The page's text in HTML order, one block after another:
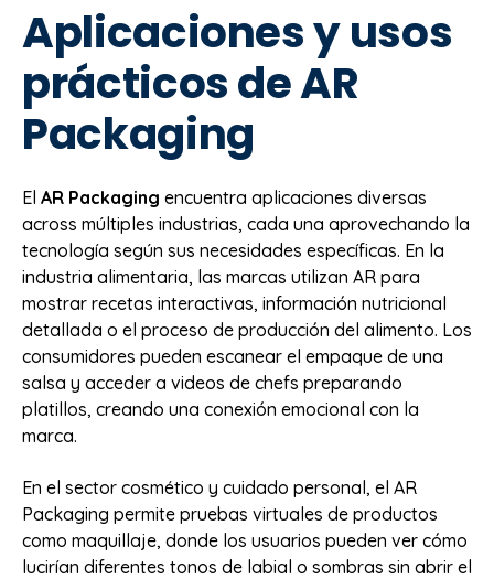
Aplicaciones y usos
prácticos de AR
Packaging
El AR Packaging encuentra aplicaciones diversas
across múltiples industrias, cada una aprovechando la
tecnología según sus necesidades específicas. En la
industria alimentaria, las marcas utilizan AR para
mostrar recetas interactivas, información nutricional
detallada o el proceso de producción del alimento. Los
consumidores pueden escanear el empaque de una
salsa y acceder a videos de chefs preparando
platillos, creando una conexión emocional con la
marca.
En el sector cosmético y cuidado personal, el AR
Packaging permite pruebas virtuales de productos
como maquillaje, donde los usuarios pueden ver cómo
lucirían diferentes tonos de labial o sombras sin abrir el